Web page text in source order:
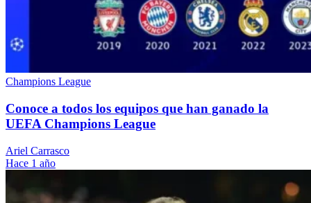
Champions League
Conoce a todos los equipos que han ganado la
UEFA Champions League
Ariel Carrasco
Hace 1 año